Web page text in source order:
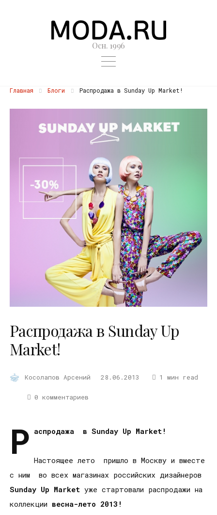
Осн. 1996
Главная Блоги Распродажа в Sunday Up Market!
Распродажа в Sunday Up
Market!
Косолапов Арсений 28.06.2013 1 мин read
0 комментариев
Р аспродажа в Sunday Up Market!
Настоящее лето пришло в Москву и вместе
с ним во всех магазинах российских дизайнеров
Sunday Up Market уже стартовали распродажи на
коллекции весна-лето 2013!